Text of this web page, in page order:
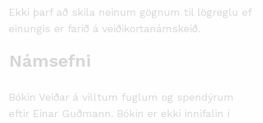
Ekki þarf að skila neinum gögnum til lögreglu ef
einungis er farið á veiðikortanámskeið.
Námsefni
Bókin Veiðar á villtum fuglum og spendýrum
eftir Einar Guðmann. Bókin er ekki innifalin í